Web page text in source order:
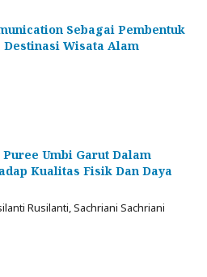
Sebagai Pembentuk
Wisata Alam
Umbi Garut Dalam
Kualitas Fisik Dan Daya
Rusilanti, Sachriani Sachriani